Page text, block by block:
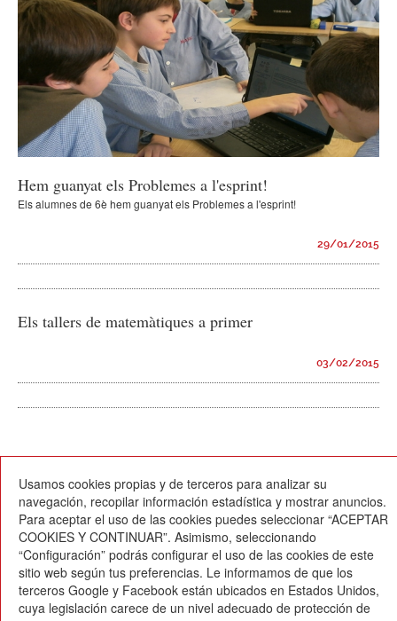
Hem guanyat els Problemes a l'esprint!
Els alumnes de 6è hem guanyat els Problemes a l'esprint!
29/01/2015
Els tallers de matemàtiques a primer
03/02/2015
Página 100 de 109
Escola Betània-Patmos
Usamos cookies propias y de terceros para analizar su
navegación, recopilar información estadística y mostrar anuncios.
Para aceptar el uso de las cookies puedes seleccionar “ACEPTAR
COOKIES Y CONTINUAR”. Asimismo, seleccionando
“Configuración” podrás configurar el uso de las cookies de este
sitio web según tus preferencias. Le informamos de que los
terceros Google y Facebook están ubicados en Estados Unidos,
cuya legislación carece de un nivel adecuado de protección de